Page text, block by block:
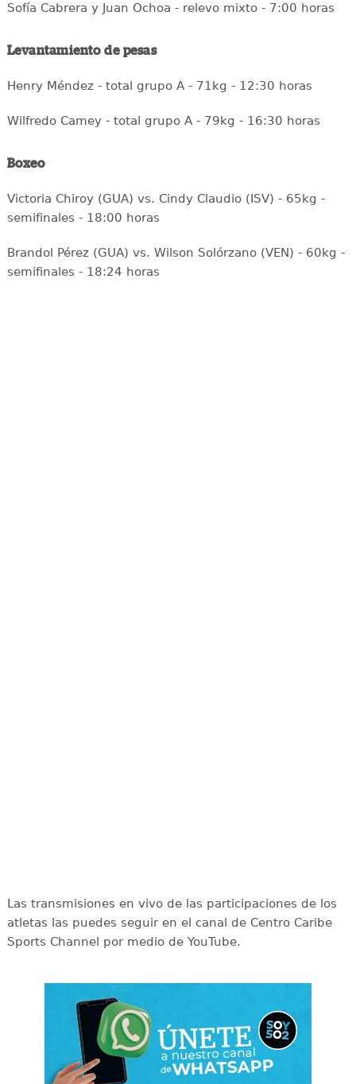
Sofía Cabrera y Juan Ochoa - relevo mixto - 7:00 horas
Levantamiento de pesas
Henry Méndez - total grupo A - 71kg - 12:30 horas
Wilfredo Camey - total grupo A - 79kg - 16:30 horas
Boxeo
Victoria Chiroy (GUA) vs. Cindy Claudio (ISV) - 65kg -
semifinales - 18:00 horas
Brandol Pérez (GUA) vs. Wilson Solórzano (VEN) - 60kg -
semifinales - 18:24 horas
Las transmisiones en vivo de las participaciones de los
atletas las puedes seguir en el canal de Centro Caribe
Sports Channel por medio de YouTube.